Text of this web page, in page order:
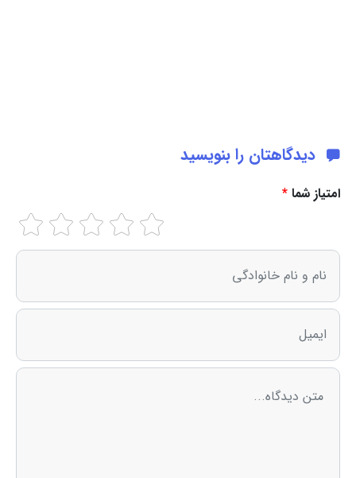
دیدگاهتان را بنویسید
امتیاز شما *